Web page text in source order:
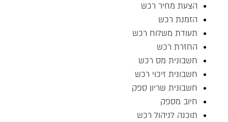
הצעת מחיר רכש
הזמנת רכש
תעודת משלוח רכש
החזרת רכש
חשבונית מס רכש
חשבונית זיכוי רכש
חשבונית שריון ספק
חיוב מספק
תוכנה לניהול רכש